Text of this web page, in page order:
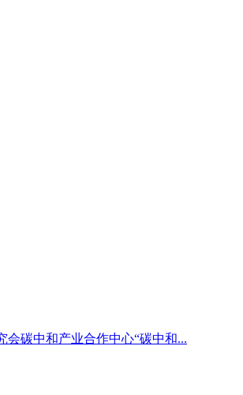
会碳中和产业合作中心“碳中和...